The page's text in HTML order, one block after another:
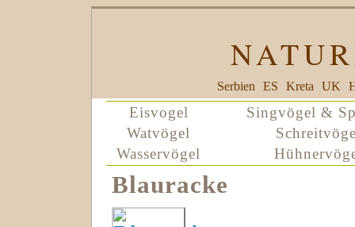
Serbien ES Kreta UK
Eisvogel
Singvögel &
Watvögel
Wasservögel
Blauracke